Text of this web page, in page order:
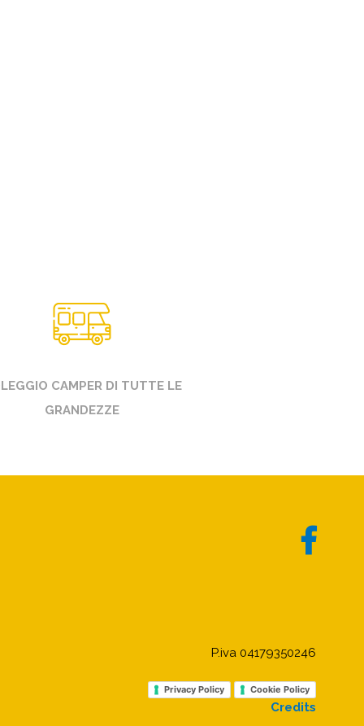
CAMPER DI TUTTE LE
GRANDEZZE
P.iva 04179350246
Privacy Policy Cookie Policy
Credits